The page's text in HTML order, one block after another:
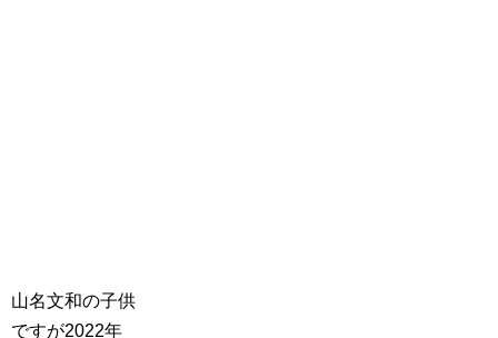
山名文和の子供
ですが2022年